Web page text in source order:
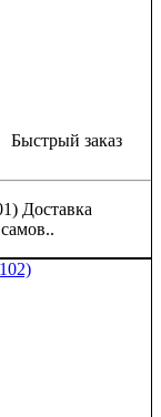
Быстрый заказ
Доставка